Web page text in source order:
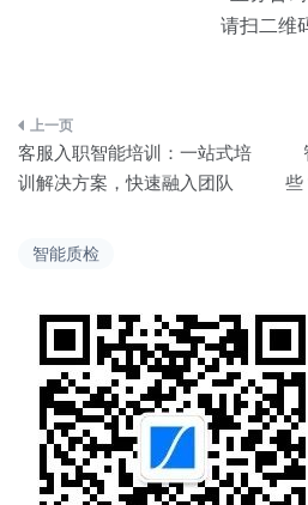
智能质检
请扫二维
文
章
客服入职智能培训：一站式培
训解决方案，快速融入团队
些